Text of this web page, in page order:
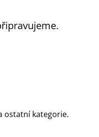
ostatní kategorie.